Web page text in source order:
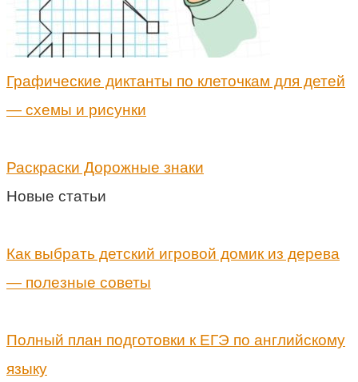
Графические диктанты по клеточкам для детей
— схемы и рисунки
Раскраски Дорожные знаки
Новые статьи
Как выбрать детский игровой домик из дерева
— полезные советы
Полный план подготовки к ЕГЭ по английскому
языку